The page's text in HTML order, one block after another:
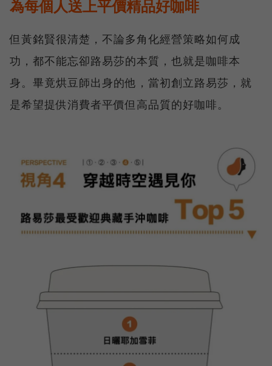
為每個人送上平價精品好咖啡
但黃銘賢很清楚，不論多角化經營策略如何成
功，都不能忘卻路易莎的本質，也就是咖啡本
身。畢竟烘豆師出身的他，當初創立路易莎，就
是希望提供消費者平價但高品質的好咖啡。